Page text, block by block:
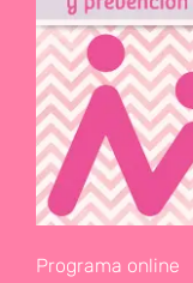
Programa online